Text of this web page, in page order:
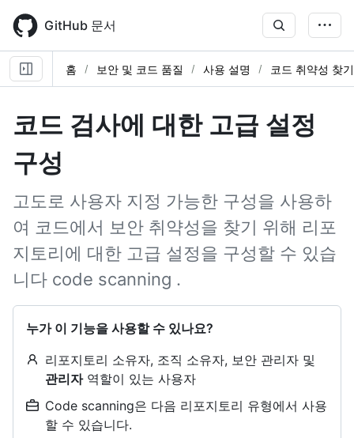
main
content
GitHub 문서
홈 보안 및 코드 품질 사용 설명 코드 취약성 찾
코드 검사에 대한 고급 설정
구성
고도로 사용자 지정 가능한 구성을 사용하
여 코드에서 보안 취약성을 찾기 위해 리포
지토리에 대한 고급 설정을 구성할 수 있습
니다 code scanning .
누가 이 기능을 사용할 수 있나요?
리포지토리 소유자, 조직 소유자, 보안 관리자 및
관리자역할이 있는 사용자
Code scanning은 다음 리포지토리 유형에서 사용
할 수 있습니다.